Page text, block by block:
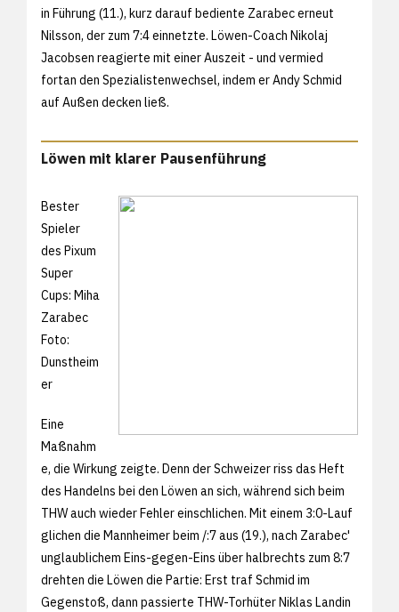
in Führung (11.), kurz darauf bediente Zarabec erneut
Nilsson, der zum 7:4 einnetzte. Löwen-Coach Nikolaj
Jacobsen reagierte mit einer Auszeit - und vermied
fortan den Spezialistenwechsel, indem er Andy Schmid
auf Außen decken ließ.
Löwen mit klarer Pausenführung
Bester
Spieler
des Pixum
Super
Cups: Miha
Zarabec
Foto:
Dunstheim
er
Eine
Maßnahm
e, die Wirkung zeigte. Denn der Schweizer riss das Heft
des Handelns bei den Löwen an sich, während sich beim
THW auch wieder Fehler einschlichen. Mit einem 3:0-Lauf
glichen die Mannheimer beim /:7 aus (19.), nach Zarabec'
unglaublichem Eins-gegen-Eins über halbrechts zum 8:7
drehten die Löwen die Partie: Erst traf Schmid im
Gegenstoß, dann passierte THW-Torhüter Niklas Landin